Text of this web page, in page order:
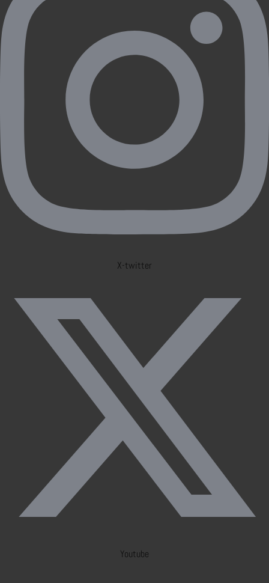
X-twitter
Youtube